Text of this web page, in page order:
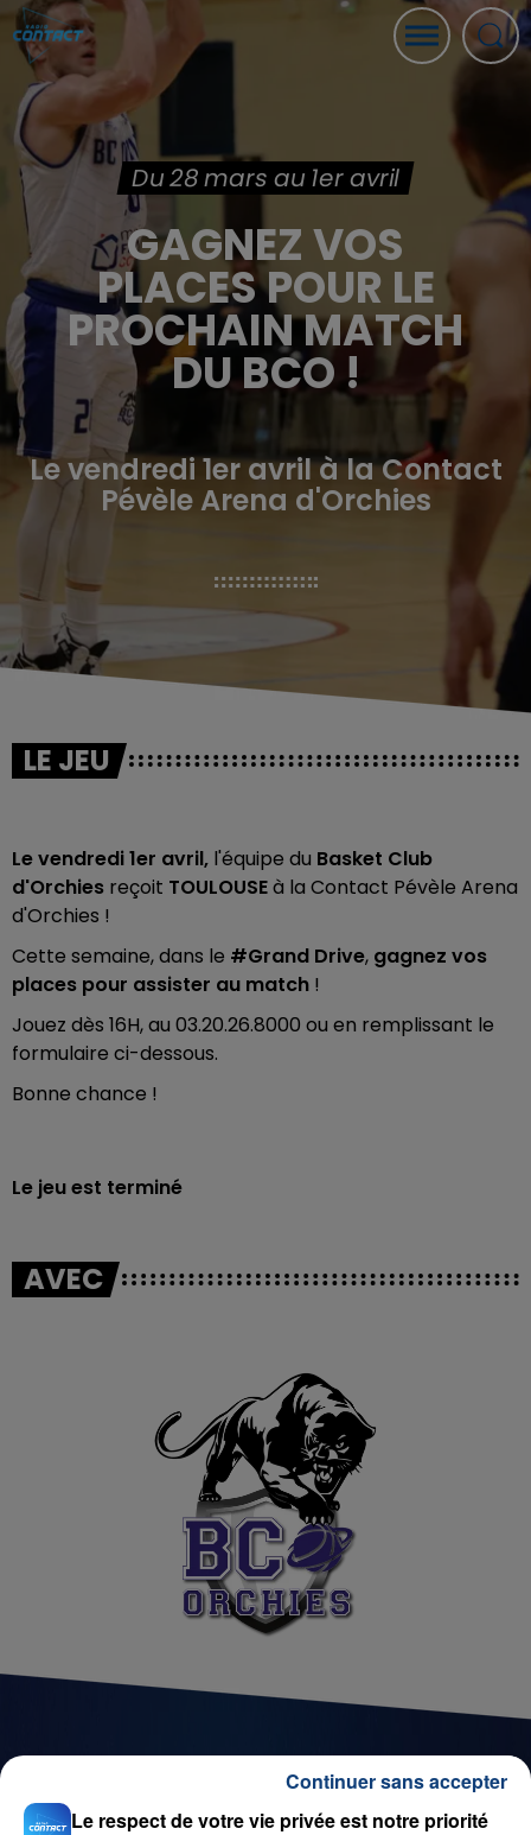
Du 28 mars au 1er avril
GAGNEZ VOS
PLACES POUR LE
PROCHAIN MATCH
DU BCO !
Le vendredi 1er avril à la Contact
Pévèle Arena d'Orchies
LE JEU
Le vendredi 1er avril, l'équipe du Basket Club
d'Orchies reçoit TOULOUSEà la Contact Pévèle Arena
d'Orchies !
Cette semaine, dans le #Grand Drive, gagnez vos
places pour assister au match !
Jouez dès 16H, au 03.20.26.8000 ou en remplissant le
formulaire ci-dessous.
Bonne chance !
Le jeu est terminé
AVEC
D'AUTRES JEUX
Le respect de votre vie privée est notre priorité
Continuer sans accepter